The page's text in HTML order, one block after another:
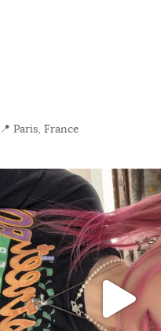
📍 Paris, France